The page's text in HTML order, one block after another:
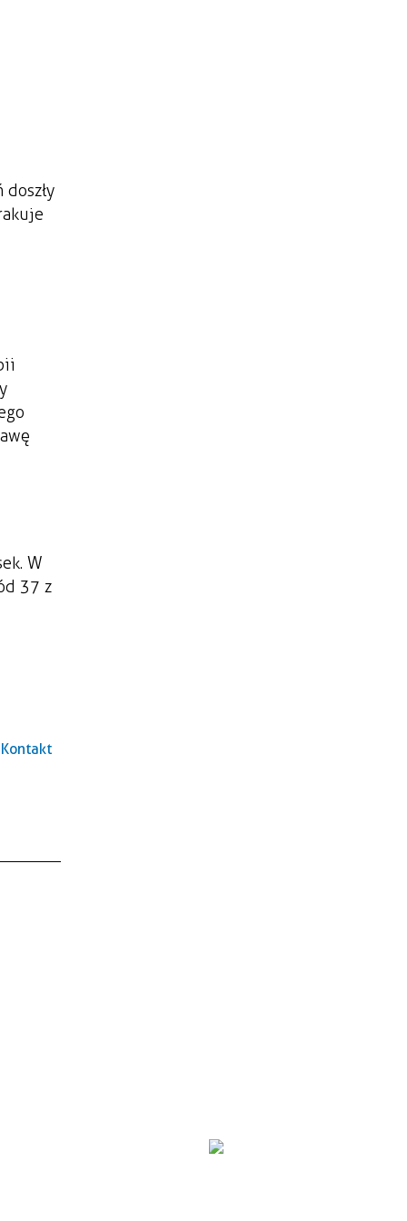
W
37 z
Kontakt